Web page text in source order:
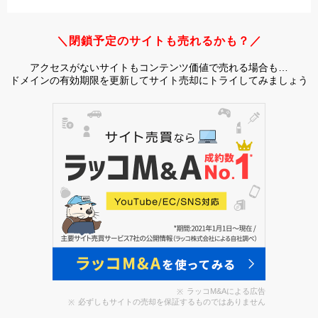
＼閉鎖予定のサイトも売れるかも？／
アクセスがないサイトもコンテンツ価値で売れる場合も…
ドメインの有効期限を更新してサイト売却にトライしてみましょう
ラッコM&Aによる広告
必ずしもサイトの売却を保証するものではありません